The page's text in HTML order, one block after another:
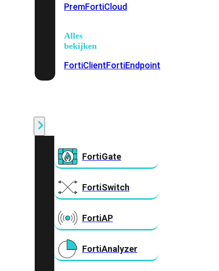
PremFortiCloud
Alles
bekijken
FortiClientFortiEndpoint
FortiGate
FortiSwitch
FortiAP
FortiAnalyzer